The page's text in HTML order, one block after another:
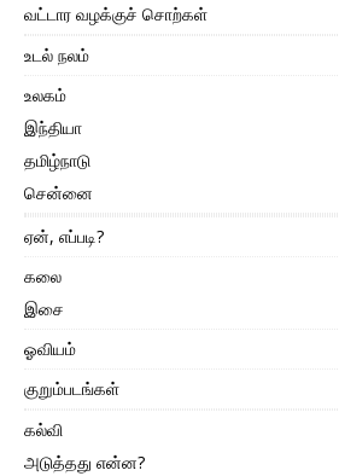
வட்டார வழக்குச் சொற்கள்
உடல் நலம்
உலகம்
இந்தியா
தமிழ்நாடு
சென்னை
ஏன், எப்படி?
கலை
இசை
ஓவியம்
குறும்படங்கள்
கல்வி
அடுத்தது என்ன?